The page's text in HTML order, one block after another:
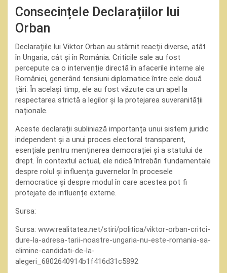
Consecințele Declarațiilor lui
Orban
Declarațiile lui Viktor Orban au stârnit reacții diverse, atât
în Ungaria, cât și în România. Criticile sale au fost
percepute ca o intervenție directă în afacerile interne ale
României, generând tensiuni diplomatice între cele două
țări. În același timp, ele au fost văzute ca un apel la
respectarea strictă a legilor și la protejarea suveranității
naționale.
Aceste declarații subliniază importanța unui sistem juridic
independent și a unui proces electoral transparent,
esențiale pentru menținerea democrației și a statului de
drept. În contextul actual, ele ridică întrebări fundamentale
despre rolul și influența guvernelor în procesele
democratice și despre modul în care acestea pot fi
protejate de influențe externe.
Sursa:
Sursa: www.realitatea.net/stiri/politica/viktor-orban-critci-
dure-la-adresa-tarii-noastre-ungaria-nu-este-romania-sa-
elimine-candidati-de-la-
alegeri_6802640914b1f416d31c5892